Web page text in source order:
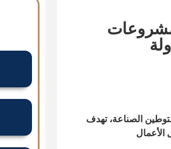
الصناعة، تهدف
الأعمال